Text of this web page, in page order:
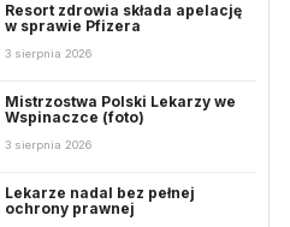
Resort zdrowia składa apelację
w sprawie Pfizera
3 sierpnia 2026
Mistrzostwa Polski Lekarzy we
Wspinaczce (foto)
3 sierpnia 2026
Lekarze nadal bez pełnej
ochrony prawnej